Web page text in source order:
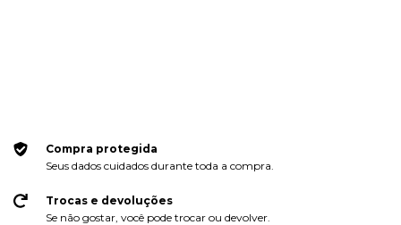
Compra protegida
Seus dados cuidados durante toda a compra.
Trocas e devoluções
Se não gostar, você pode trocar ou devolver.